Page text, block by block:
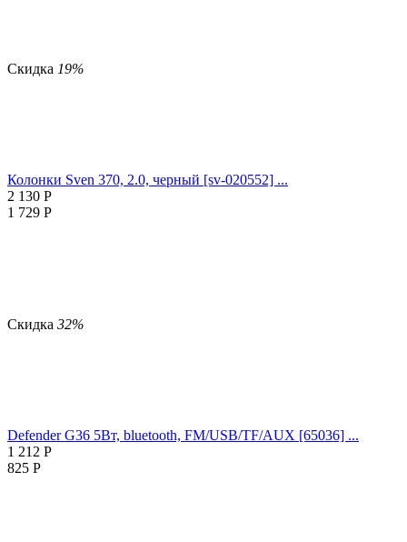
Скидка 19%
Колонки Sven 370, 2.0, черный [sv-020552] ...
2 130 Р
1 729 Р
Скидка 32%
Defender G36 5Вт, bluetooth, FM/USB/TF/AUX [65036] ...
1 212 Р
825 Р